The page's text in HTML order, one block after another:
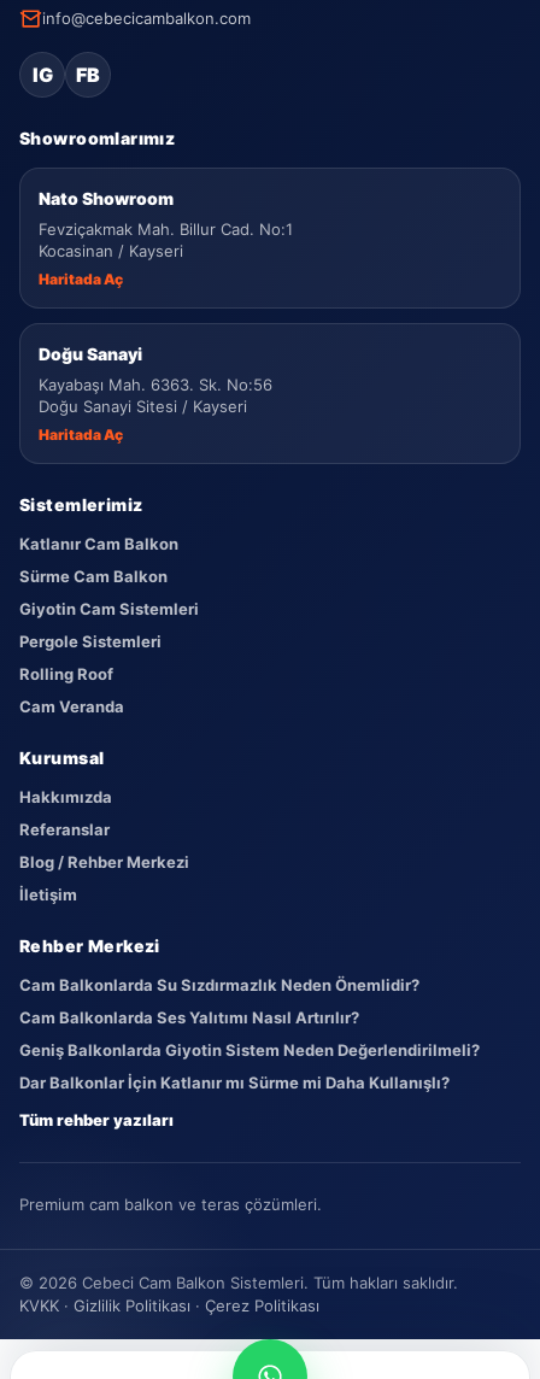
info@cebecicambalkon.com
IG FB
Showroomlarımız
Nato Showroom
Fevziçakmak Mah. Billur Cad. No:1
Kocasinan / Kayseri
Haritada Aç
Doğu Sanayi
Kayabaşı Mah. 6363. Sk. No:56
Doğu Sanayi Sitesi / Kayseri
Haritada Aç
Sistemlerimiz
Katlanır Cam Balkon
Sürme Cam Balkon
Giyotin Cam Sistemleri
Pergole Sistemleri
Rolling Roof
Cam Veranda
Kurumsal
Hakkımızda
Referanslar
Blog / Rehber Merkezi
İletişim
Rehber Merkezi
Cam Balkonlarda Su Sızdırmazlık Neden Önemlidir?
Cam Balkonlarda Ses Yalıtımı Nasıl Artırılır?
Geniş Balkonlarda Giyotin Sistem Neden Değerlendirilmeli?
Dar Balkonlar İçin Katlanır mı Sürme mi Daha Kullanışlı?
Tüm rehber yazıları
Premium cam balkon ve teras çözümleri.
© 2026 Cebeci Cam Balkon Sistemleri. Tüm hakları saklıdır.
KVKK · Gizlilik Politikası · Çerez Politikası